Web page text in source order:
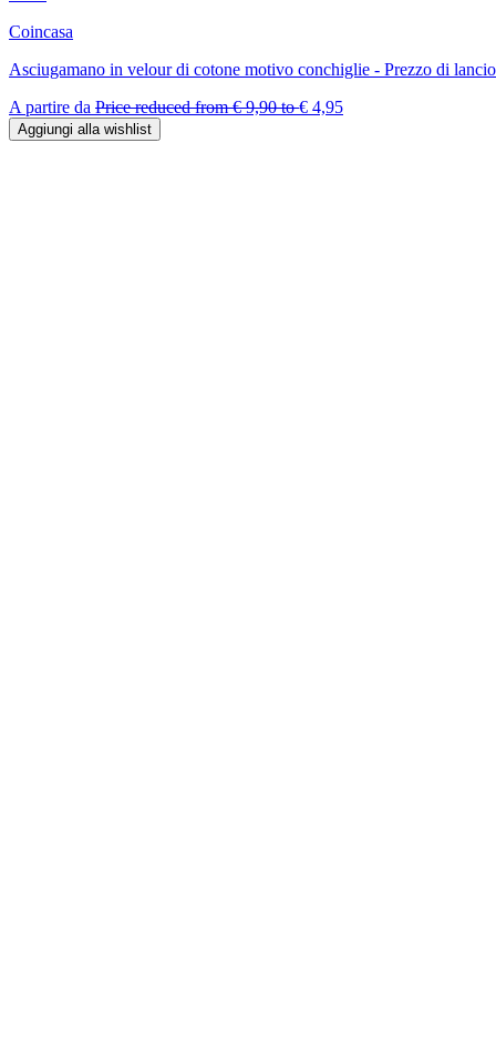
Coincasa
Asciugamano in velour di cotone motivo conchiglie - Prezzo di lancio
A partire da Price reduced from€ 9,90to€ 4,95
Aggiungi alla wishlist